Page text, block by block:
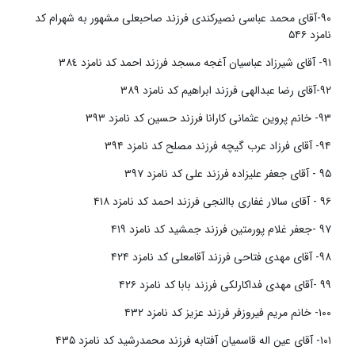
٩٠-آقای محمد عباسی نصیرکندی فرزند صاحبعلی مشهور به شهرام کد
نامزد ۵۴۶
٩١- آقای شیرزاد عباسیان آغجه مسجد فرزند احمد کد نامزد ٣٨٤
٩٢-آقای رضا عبدالهی فرزند ابراهیم کد نامزد ٣٨٩
۹۳- خانم پروین عثمانی کارانا فرزند حسین کد نامزد ۳۹۳
۹۴- آقای فرزاد عرب گیچه فرزند مصلح کد نامزد ۳۹۴
۹۵ - آقای جعفر علیزاده فرزند علی کد نامزد ۳۹۷
۹۶ - آقای سالار غفاری باالنجی فرزند احمد کد نامزد ۴۱۸
۹۷ -جعفر غلام پورمتین فرزند جمشید کد نامزد ۴۱۹
۹۸- آقای مهدی فتاحی فرزند آقامعلی کد نامزد ۴۲۴
۹۹ -آقای مهدی فداکارلکی فرزند بابا کد نامزد ۴۲۶
۱۰۰- خانم مریم فیروزفر فرزند عزیز کد نامزد ۴۳۲
۱۰۱- آقای عین اله قاسمیان آفتابه فرزند محمدرشید کد نامزد ۴۳۵